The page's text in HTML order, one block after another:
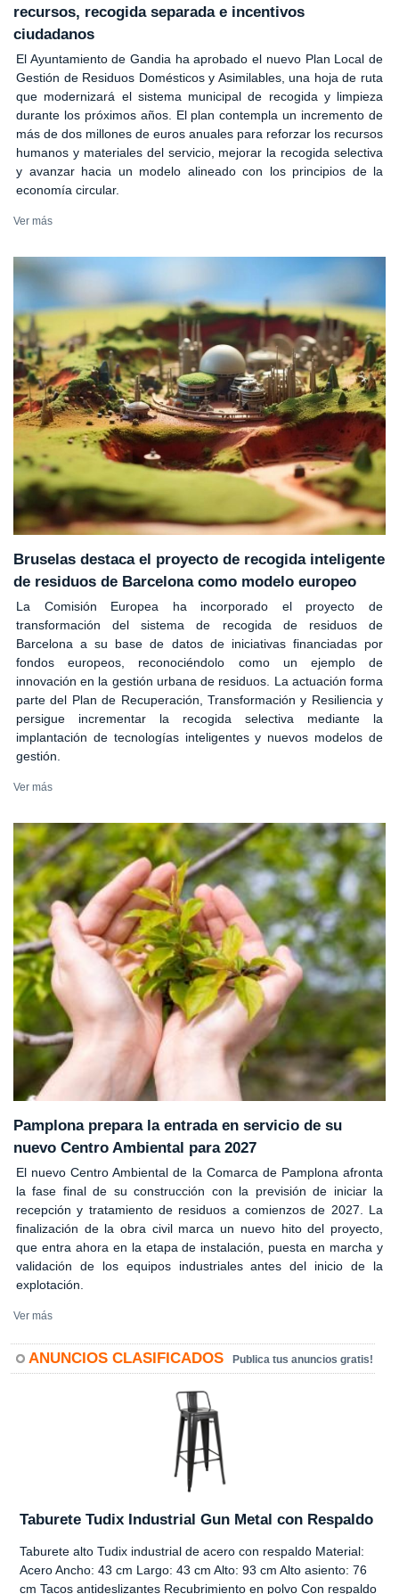
recursos, recogida separada e incentivos
ciudadanos
El Ayuntamiento de Gandia ha aprobado el nuevo Plan Local de
Gestión de Residuos Domésticos y Asimilables, una hoja de ruta
que modernizará el sistema municipal de recogida y limpieza
durante los próximos años. El plan contempla un incremento de
más de dos millones de euros anuales para reforzar los recursos
humanos y materiales del servicio, mejorar la recogida selectiva
y avanzar hacia un modelo alineado con los principios de la
economía circular.
Ver más
Bruselas destaca el proyecto de recogida inteligente
de residuos de Barcelona como modelo europeo
La Comisión Europea ha incorporado el proyecto de
transformación del sistema de recogida de residuos de
Barcelona a su base de datos de iniciativas financiadas por
fondos europeos, reconociéndolo como un ejemplo de
innovación en la gestión urbana de residuos. La actuación forma
parte del Plan de Recuperación, Transformación y Resiliencia y
persigue incrementar la recogida selectiva mediante la
implantación de tecnologías inteligentes y nuevos modelos de
gestión.
Ver más
Pamplona prepara la entrada en servicio de su
nuevo Centro Ambiental para 2027
El nuevo Centro Ambiental de la Comarca de Pamplona afronta
la fase final de su construcción con la previsión de iniciar la
recepción y tratamiento de residuos a comienzos de 2027. La
finalización de la obra civil marca un nuevo hito del proyecto,
que entra ahora en la etapa de instalación, puesta en marcha y
validación de los equipos industriales antes del inicio de la
explotación.
Ver más
ANUNCIOS CLASIFICADOS Publica tus anuncios gratis!
Taburete Tudix Industrial Gun Metal con Respaldo
Taburete alto Tudix industrial de acero con respaldo Material:
Acero Ancho: 43 cm Largo: 43 cm Alto: 93 cm Alto asiento: 76
cm Tacos antideslizantes Recubrimiento en polvo Con respaldo